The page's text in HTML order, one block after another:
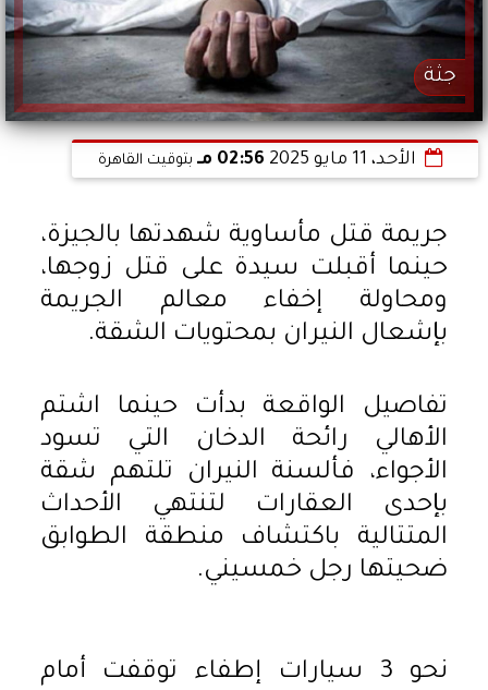
جثة
الأحد، 11 مايو 2025 02:56 مـ بتوقيت القاهرة
جريمة قتل مأساوية شهدتها بالجيزة،
حينما أقبلت سيدة على قتل زوجها،
ومحاولة إخفاء معالم الجريمة
بإشعال النيران بمحتويات الشقة.
تفاصيل الواقعة بدأت حينما اشتم
الأهالي رائحة الدخان التي تسود
الأجواء، فألسنة النيران تلتهم شقة
بإحدى العقارات لتنتهي الأحداث
المتتالية باكتشاف منطقة الطوابق
ضحيتها رجل خمسيني.
نحو 3 سيارات إطفاء توقفت أمام